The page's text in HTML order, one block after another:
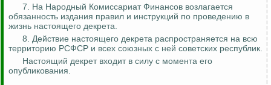
7. На Народный Комиссариат Финансов возлагается
обязанность издания правил и инструкций по проведению в
жизнь настоящего декрета.
8. Действие настоящего декрета распространяется на всю
территорию РСФСР и всех союзных с ней советских республик.
Настоящий декрет входит в силу с момента его
опубликования.